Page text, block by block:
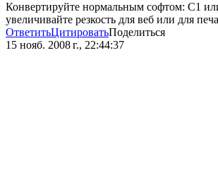
Конвертируйте нормальным софтом: С1
увеличивайте резкость для веб или для
ОтветитьЦитироватьПоделиться
15 нояб. 2008 г., 22:44:37